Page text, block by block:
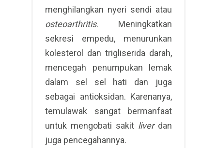
menghilangkan nyeri sendi atau
osteoarthritis. Meningkatkan
sekresi empedu, menurunkan
kolesterol dan trigliserida darah,
mencegah penumpukan lemak
dalam sel sel hati dan juga
sebagai antioksidan. Karenanya,
temulawak sangat bermanfaat
untuk mengobati sakit liverdan
juga pencegahannya.